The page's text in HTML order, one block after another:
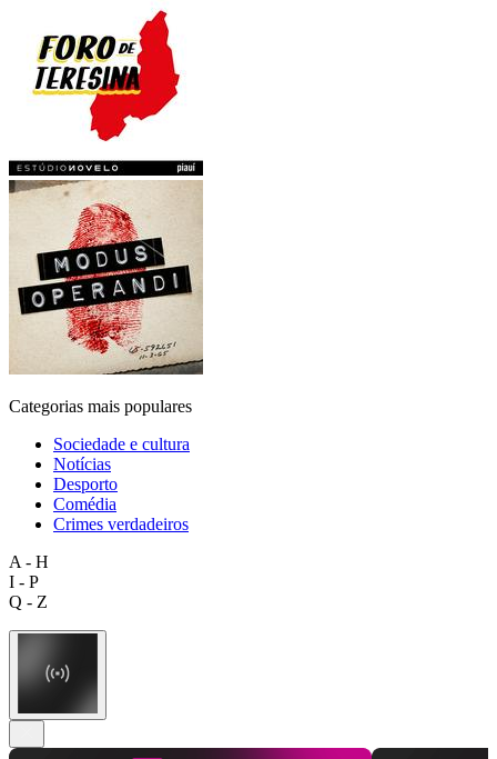
Categorias mais populares
Sociedade e cultura
Notícias
Desporto
Comédia
Crimes verdadeiros
A - H
I - P
Q - Z